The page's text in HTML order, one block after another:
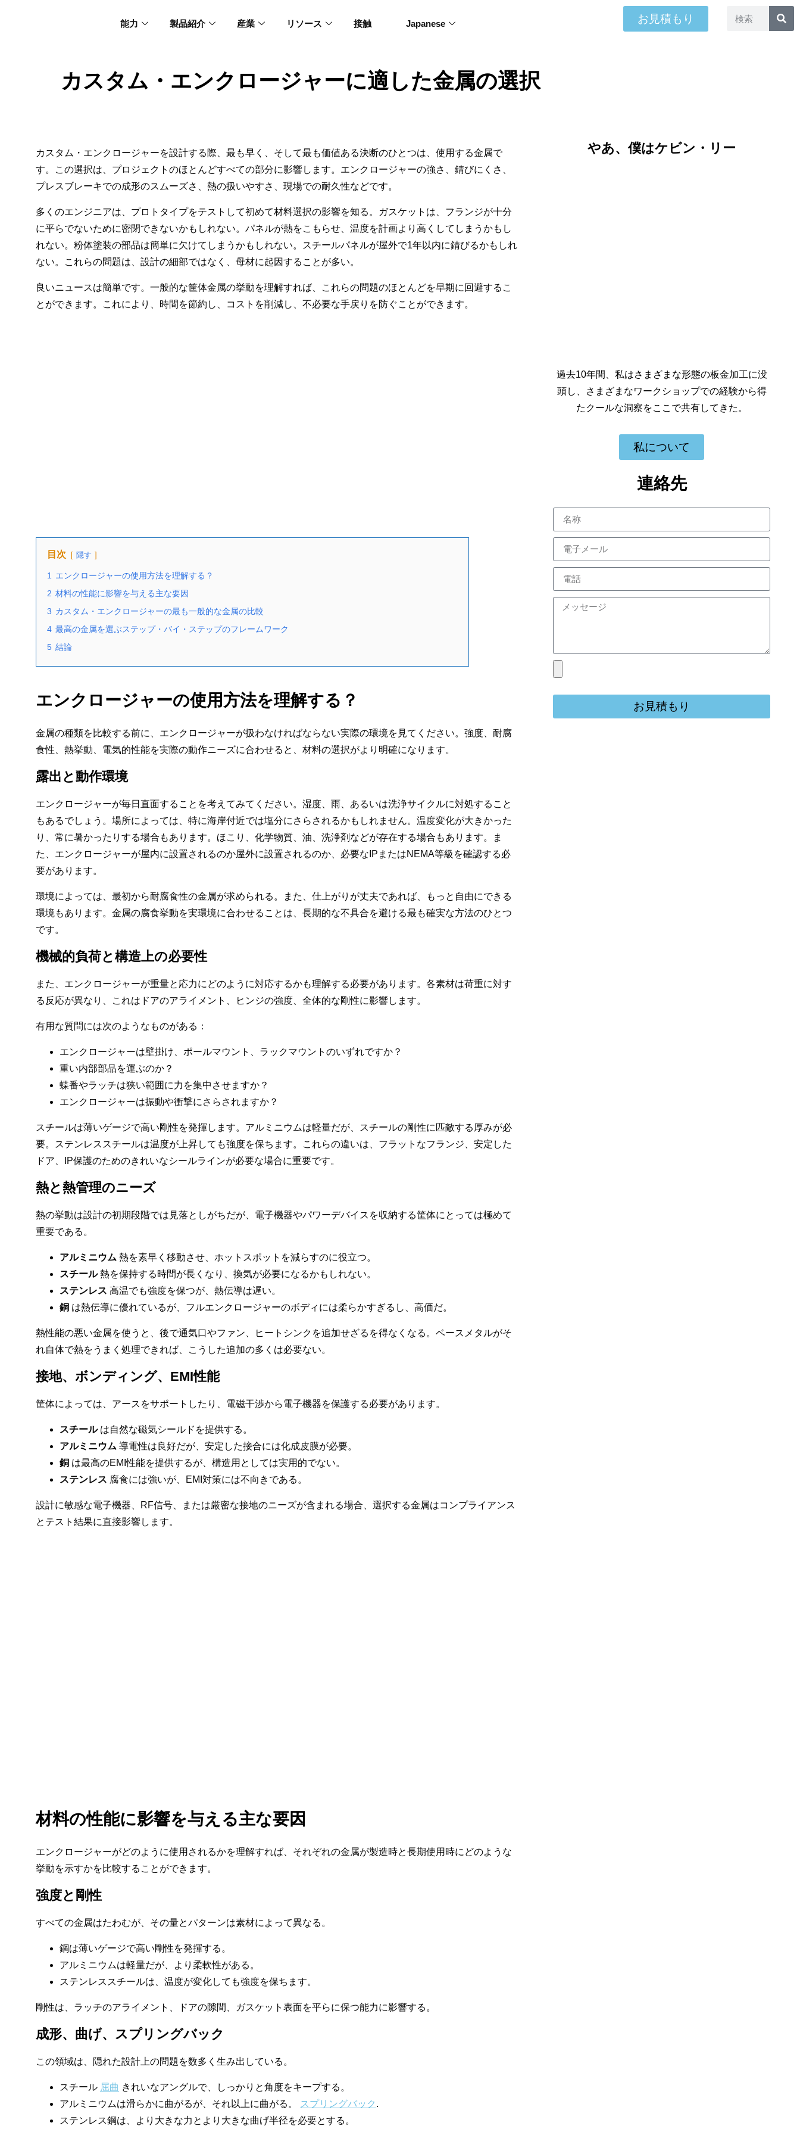
能力 製品紹介 産業 リソース 接触 Japanese お見積もり
カスタム・エンクロージャーに適した金属の選択
カスタム・エンクロージャーを設計する際、最も早く、そして最も価値ある決断のひとつは、使用する金属で
す。この選択は、プロジェクトのほとんどすべての部分に影響します。エンクロージャーの強さ、錆びにくさ、
プレスブレーキでの成形のスムーズさ、熱の扱いやすさ、現場での耐久性などです。
多くのエンジニアは、プロトタイプをテストして初めて材料選択の影響を知る。ガスケットは、フランジが十分
に平らでないために密閉できないかもしれない。パネルが熱をこもらせ、温度を計画より高くしてしまうかもし
れない。粉体塗装の部品は簡単に欠けてしまうかもしれない。スチールパネルが屋外で1年以内に錆びるかもしれ
ない。これらの問題は、設計の細部ではなく、母材に起因することが多い。
良いニュースは簡単です。一般的な筐体金属の挙動を理解すれば、これらの問題のほとんどを早期に回避するこ
とができます。これにより、時間を節約し、コストを削減し、不必要な手戻りを防ぐことができます。
目次 隠す
1
エンクロージャーの使用方法を理解する？
2 材料の性能に影響を与える主な要因
3 カスタム・エンクロージャーの最も一般的な金属の比較
4 最高の金属を選ぶステップ・バイ・ステップのフレームワーク
5 結論
エンクロージャーの使用方法を理解する？
金属の種類を比較する前に、エンクロージャーが扱わなければならない実際の環境を見てください。強度、耐腐
食性、熱挙動、電気的性能を実際の動作ニーズに合わせると、材料の選択がより明確になります。
露出と動作環境
エンクロージャーが毎日直面することを考えてみてください。湿度、雨、あるいは洗浄サイクルに対処すること
もあるでしょう。場所によっては、特に海岸付近では塩分にさらされるかもしれません。温度変化が大きかった
り、常に暑かったりする場合もあります。ほこり、化学物質、油、洗浄剤などが存在する場合もあります。ま
た、エンクロージャーが屋内に設置されるのか屋外に設置されるのか、必要なIPまたはNEMA等級を確認する必
要があります。
環境によっては、最初から耐腐食性の金属が求められる。また、仕上がりが丈夫であれば、もっと自由にできる
環境もあります。金属の腐食挙動を実環境に合わせることは、長期的な不具合を避ける最も確実な方法のひとつ
です。
機械的負荷と構造上の必要性
また、エンクロージャーが重量と応力にどのように対応するかも理解する必要があります。各素材は荷重に対す
る反応が異なり、これはドアのアライメント、ヒンジの強度、全体的な剛性に影響します。
有用な質問には次のようなものがある：
エンクロージャーは壁掛け、ポールマウント、ラックマウントのいずれですか？
重い内部部品を運ぶのか？
蝶番やラッチは狭い範囲に力を集中させますか？
エンクロージャーは振動や衝撃にさらされますか？
スチールは薄いゲージで高い剛性を発揮します。アルミニウムは軽量だが、スチールの剛性に匹敵する厚みが必
要。ステンレススチールは温度が上昇しても強度を保ちます。これらの違いは、フラットなフランジ、安定した
ドア、IP保護のためのきれいなシールラインが必要な場合に重要です。
熱と熱管理のニーズ
熱の挙動は設計の初期段階では見落としがちだが、電子機器やパワーデバイスを収納する筐体にとっては極めて
重要である。
アルミニウム 熱を素早く移動させ、ホットスポットを減らすのに役立つ。
スチール熱を保持する時間が長くなり、換気が必要になるかもしれない。
ステンレス 高温でも強度を保つが、熱伝導は遅い。
銅 は熱伝導に優れているが、フルエンクロージャーのボディには柔らかすぎるし、高価だ。
熱性能の悪い金属を使うと、後で通気口やファン、ヒートシンクを追加せざるを得なくなる。ベースメタルがそ
れ自体で熱をうまく処理できれば、こうした追加の多くは必要ない。
接地、ボンディング、EMI性能
筐体によっては、アースをサポートしたり、電磁干渉から電子機器を保護する必要があります。
スチールは自然な磁気シールドを提供する。
アルミニウム 導電性は良好だが、安定した接合には化成皮膜が必要。
銅 は最高のEMI性能を提供するが、構造用としては実用的でない。
ステンレス 腐食には強いが、EMI対策には不向きである。
設計に敏感な電子機器、RF信号、または厳密な接地のニーズが含まれる場合、選択する金属はコンプライアンス
とテスト結果に直接影響します。
材料の性能に影響を与える主な要因
エンクロージャーがどのように使用されるかを理解すれば、それぞれの金属が製造時と長期使用時にどのような
挙動を示すかを比較することができます。
強度と剛性
すべての金属はたわむが、その量とパターンは素材によって異なる。
鋼は薄いゲージで高い剛性を発揮する。
アルミニウムは軽量だが、より柔軟性がある。
ステンレススチールは、温度が変化しても強度を保ちます。
剛性は、ラッチのアライメント、ドアの隙間、ガスケット表面を平らに保つ能力に影響する。
成形、曲げ、スプリングバック
この領域は、隠れた設計上の問題を数多く生み出している。
スチール 屈曲 きれいなアングルで、しっかりと角度をキープする。
アルミニウムは滑らかに曲がるが、それ以上に曲がる。
スプリングバック .
ステンレス鋼は、より大きな力とより大きな曲げ半径を必要とする。
やあ、僕はケビン・リー
過去10年間、私はさまざまな形態の板金加工に没
頭し、さまざまなワークショップでの経験から得
たクールな洞察をここで共有してきた。
私について
連絡先
お見積もり